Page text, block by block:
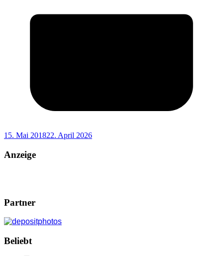
15. Mai 201822. April 2026
Anzeige
Partner
Beliebt